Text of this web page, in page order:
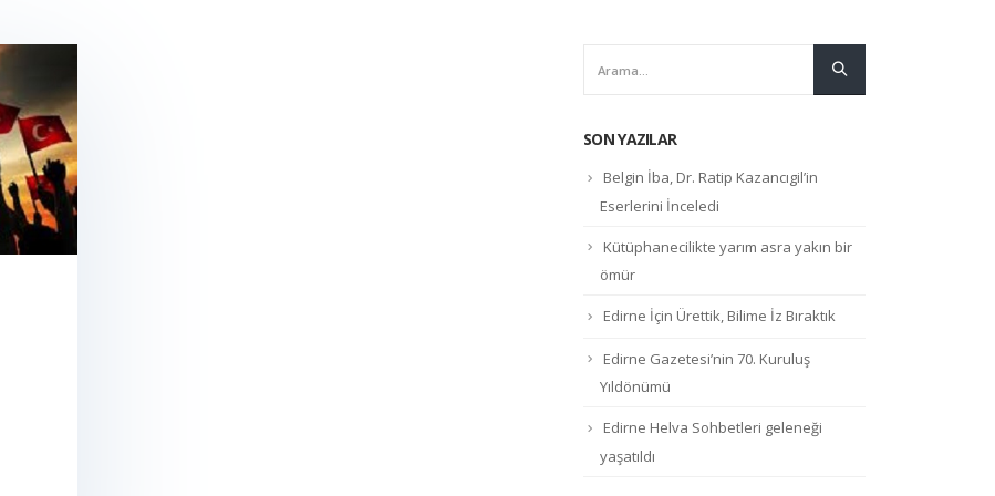
SON YAZILAR
Belgin İba, Dr. Ratip Kazancıgil’in
Eserlerini İnceledi
Kütüphanecilikte yarım asra yakın bir
ömür
Edirne İçin Ürettik, Bilime İz Bıraktık
Edirne Gazetesi’nin 70. Kuruluş
Yıldönümü
Edirne Helva Sohbetleri geleneği
yaşatıldı